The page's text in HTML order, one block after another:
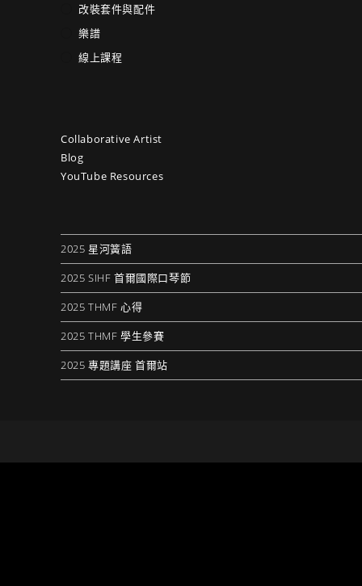
改裝套件與配件
樂譜
線上課程
Collaborative Artist
Blog
YouTube Resources
2025 星河簧語
2025 SIHF 首爾國際口琴節
2025 THMF 心得
2025 THMF 學生參賽
2025 專題講座 首爾站